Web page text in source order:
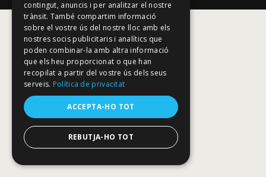
contingut, anuncis i per analitzar el nostre
trànsit. També compartim informació
sobre el vostre ús del nostre lloc amb els
nostres socis publicitaris i analítics que
poden combinar-la amb altra informació
que els heu proporcionat o que han
recopilat a partir del vostre ús dels seus
serveis. Política de privacitat
ACCEPTA-HO TOT
REBUTJA-HO TOT